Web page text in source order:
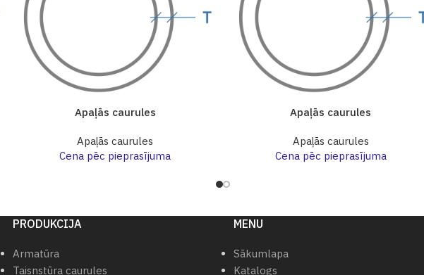
Apaļās caurules
Apaļās caurules
Cena pēc pieprasījuma
Apaļās caurules
Apaļās caurules
Cena pēc pieprasījuma
PRODUKCIJA
Armatūra
Taisnstūra caurules
MENU
Sākumlapa
Katalogs